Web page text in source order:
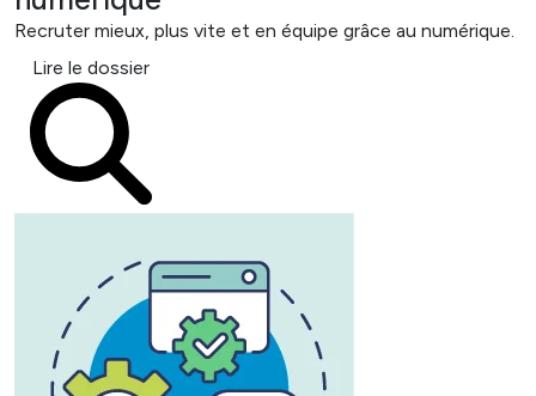
Recruter mieux, plus vite et en équipe grâce au numérique.
Lire le dossier